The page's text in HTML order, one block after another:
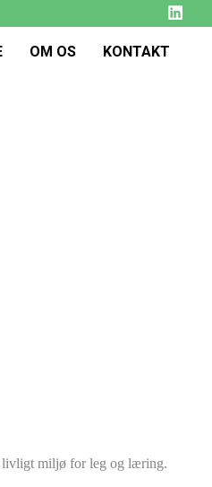
OM OS KONTAKT
livligt miljø for leg og læring.